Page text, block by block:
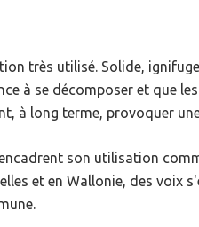
très utilisé. Solide,
à se décomposer et que
à long terme, provoquer
son utilisation
et en Wallonie, des voix